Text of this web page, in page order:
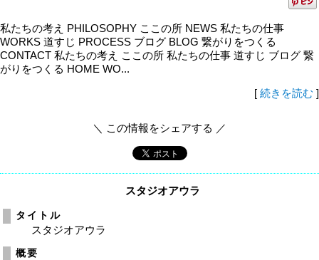
私たちの考え PHILOSOPHY ここの所 NEWS 私たちの仕事
WORKS 道すじ PROCESS ブログ BLOG 繋がりをつくる
CONTACT 私たちの考え ここの所 私たちの仕事 道すじ ブログ 繋
がりをつくる HOME WO...
[ 続きを読む ]
＼ この情報をシェアする ／
スタジオアウラ
タイトル
スタジオアウラ
概要